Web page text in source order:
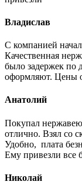
Владислав
С компанией
Качественная
было задержек по
оформляют. Цены
Анатолий
Покупал
отлично. Взял со
Удобно, плата
Ему привезли все
Николай